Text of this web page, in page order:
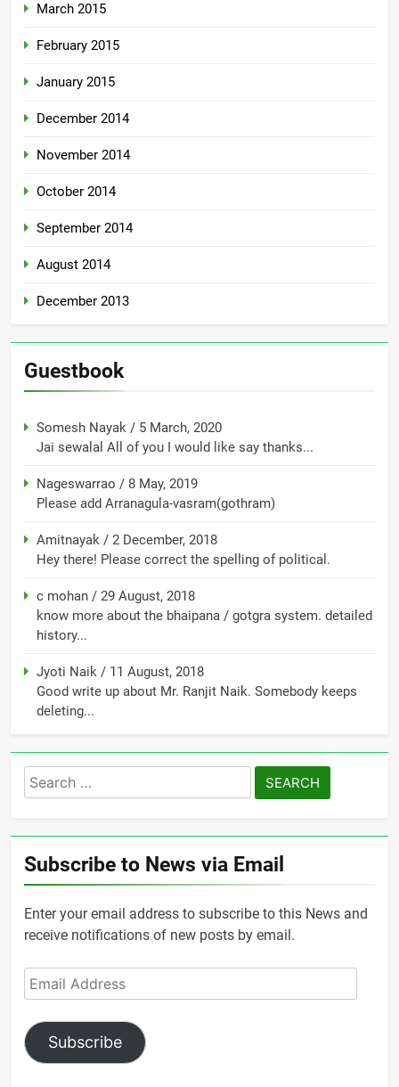
March 2015
February 2015
January 2015
December 2014
November 2014
October 2014
September 2014
August 2014
December 2013
Guestbook
Somesh Nayak / 5 March, 2020
Jai sewalal All of you I would like say thanks...
Nageswarrao / 8 May, 2019
Please add Arranagula-vasram(gothram)
Amitnayak / 2 December, 2018
Hey there! Please correct the spelling of political.
c mohan / 29 August, 2018
know more about the bhaipana / gotgra system. detailed
history...
Jyoti Naik / 11 August, 2018
Good write up about Mr. Ranjit Naik. Somebody keeps
deleting...
Search
for:
Subscribe to News via Email
Enter your email address to subscribe to this News and
receive notifications of new posts by email.
Email
Address
Subscribe